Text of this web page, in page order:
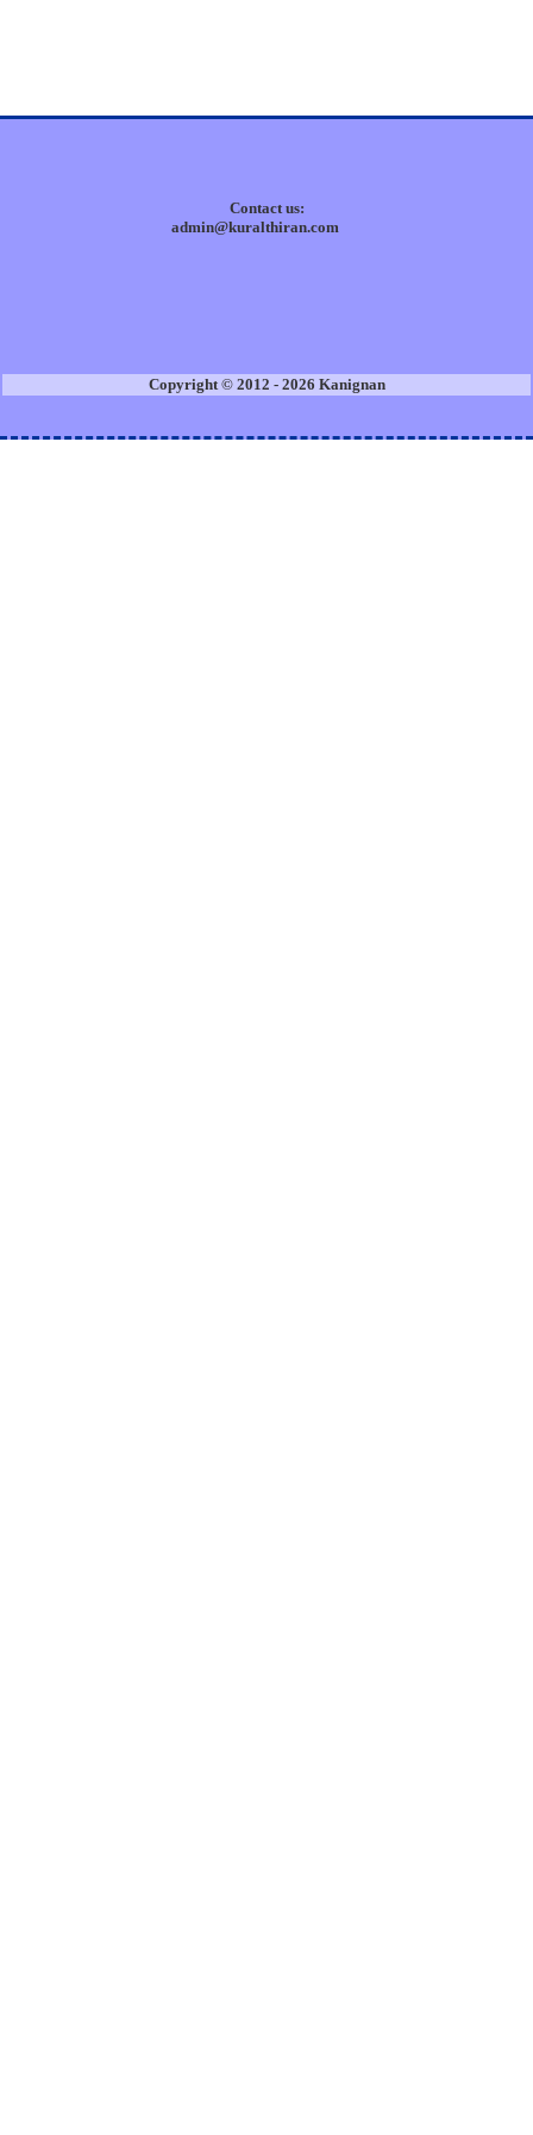
Contact us:
admin@kuralthiran.com
Copyright © 2012 - 2026 Kanignan